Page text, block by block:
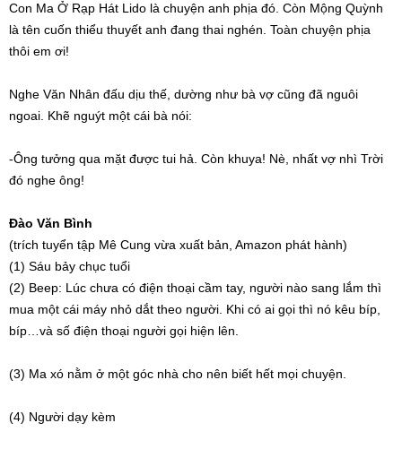
Con Ma Ở Rạp Hát Lido là chuyện anh phịa đó. Còn Mộng Quỳnh
là tên cuốn thiểu thuyết anh đang thai nghén. Toàn chuyện phịa
thôi em ơi!
Nghe Văn Nhân đấu dịu thế, dường như bà vợ cũng đã nguôi
ngoai. Khẽ nguýt một cái bà nói:
-Ông tưởng qua mặt được tui hả. Còn khuya! Nè, nhất vợ nhì Trời
đó nghe ông!
Đào Văn Bình
(trích tuyển tập Mê Cung vừa xuất bản, Amazon phát hành)
(1) Sáu bảy chục tuổi
(2) Beep: Lúc chưa có điện thoại cầm tay, người nào sang lắm thì
mua một cái máy nhỏ dắt theo người. Khi có ai gọi thì nó kêu bíp,
bíp…và số điện thoại người gọi hiện lên.
(3) Ma xó nằm ở một góc nhà cho nên biết hết mọi chuyện.
(4) Người dạy kèm